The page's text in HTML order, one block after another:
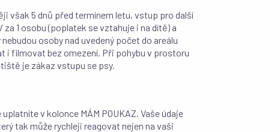
však 5 dnů před termínem letu, vstup pro další
1 osobu (poplatek se vztahuje i na dítě) a
osoby nad uvedený počet do areálu
filmovat bez omezení. Při pohybu v prostoru
je zákaz vstupu se psy.
v kolonce MÁM POUKAZ. Vaše údaje
tak může rychleji reagovat nejen na vaši